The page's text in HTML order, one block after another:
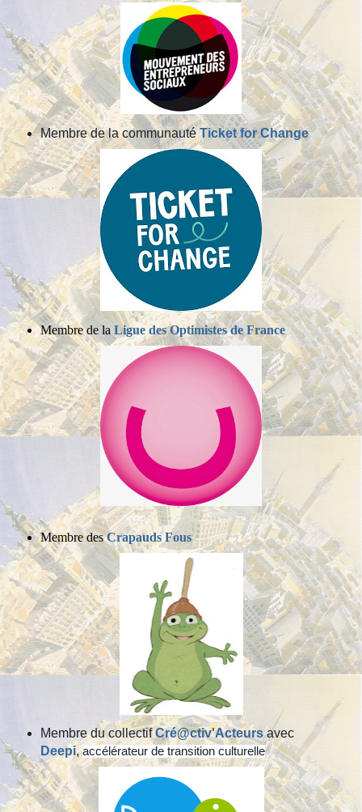
Membre de la communautéTicket for Change
Membre de la Ligue des Optimistes de France
Membre desCrapauds Fous
Membre du collectifCré@ctiv'Acteursavec
Deepi,accélérateur de transition culturelle